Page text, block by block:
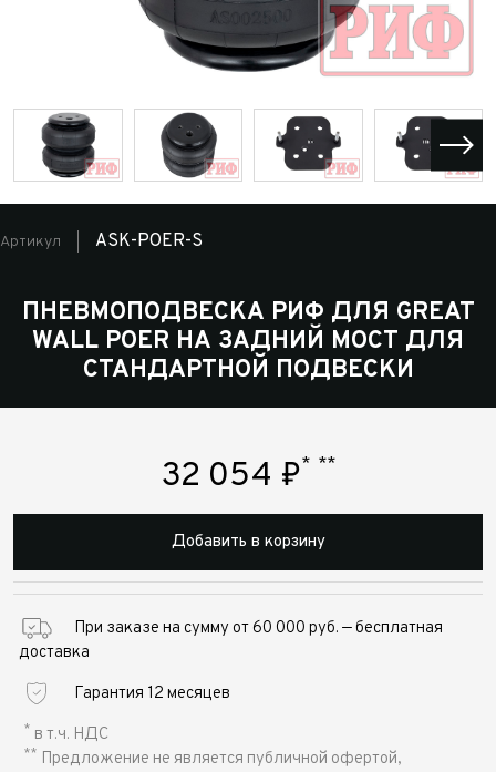
Артикул ASK-POER-S
ПНЕВМОПОДВЕСКА РИФ ДЛЯ GREAT
WALL POER НА ЗАДНИЙ МОСТ ДЛЯ
СТАНДАРТНОЙ ПОДВЕСКИ
32 054 ₽* **
Добавить в корзину
При заказе на сумму от 60 000 руб. — бесплатная
доставка
Гарантия 12 месяцев
* в т.ч. НДС
** Предложение не является публичной офертой,